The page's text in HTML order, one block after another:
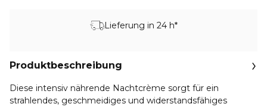
Lieferung in 24 h*
Produktbeschreibung
Diese intensiv nährende Nachtcrème sorgt für ein
strahlendes, geschmeidiges und widerstandsfähiges